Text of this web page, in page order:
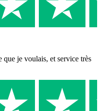
que je voulais, et service très